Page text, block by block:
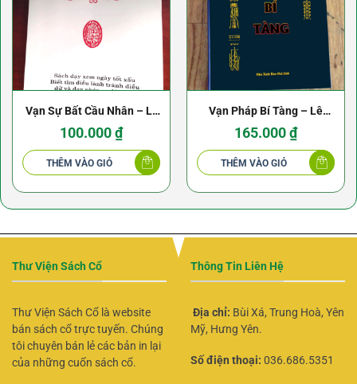
Vạn Sự Bất Cầu Nhân – Lý
Thuần Phong
100.000₫
THÊM VÀO GIỎ
Vạn Pháp Bí Tàng – Lê
Ứng, Trần Lang
165.000₫
THÊM VÀO GIỎ
Thư Viện Sách Cổ
Thư Viện Sách Cổ là website
bán sách cổ trực tuyến. Chúng
tôi chuyên bán lẻ các bản in lại
của những cuốn sách cổ.
Thông Tin Liên Hệ
Địa chỉ: Bùi Xá, Trung Hoà, Yên
Mỹ, Hưng Yên.
Số điện thoại: 036.686.5351